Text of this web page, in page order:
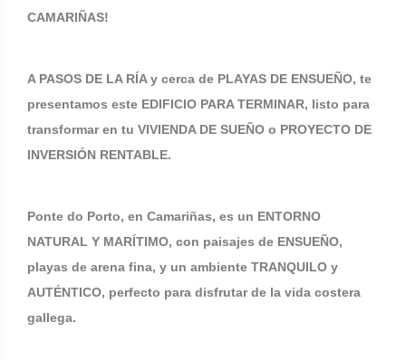
CAMARIÑAS!
A PASOS DE LA RÍA y cerca de PLAYAS DE ENSUEÑO, te
presentamos este EDIFICIO PARA TERMINAR, listo para
transformar en tu VIVIENDA DE SUEÑO o PROYECTO DE
INVERSIÓN RENTABLE.
Ponte do Porto, en Camariñas, es un ENTORNO
NATURAL Y MARÍTIMO, con paisajes de ENSUEÑO,
playas de arena fina, y un ambiente TRANQUILO y
AUTÉNTICO, perfecto para disfrutar de la vida costera
gallega.